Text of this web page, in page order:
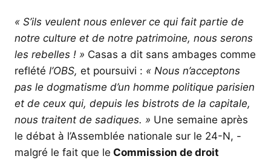
« S’ils veulent nous enlever ce qui fait partie de
notre culture et de notre patrimoine, nous serons
les rebelles ! » Casas a dit sans ambages comme
reflété l’OBS, et poursuivi : « Nous n’acceptons
pas le dogmatisme d’un homme politique parisien
et de ceux qui, depuis les bistrots de la capitale,
nous traitent de sadiques. » Une semaine après
le débat à l’Assemblée nationale sur le 24-N, -
malgré le fait que le Commission de droit